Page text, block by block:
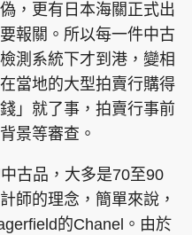
，更有日本海關正式出
報關。所以每一件中古
測系統下才到港，變相
當地的大型拍賣行購得
」就了事，拍賣行事前
景等審查。
古品，大多是70至90
師的理念，簡單來說，
的Chanel。由於